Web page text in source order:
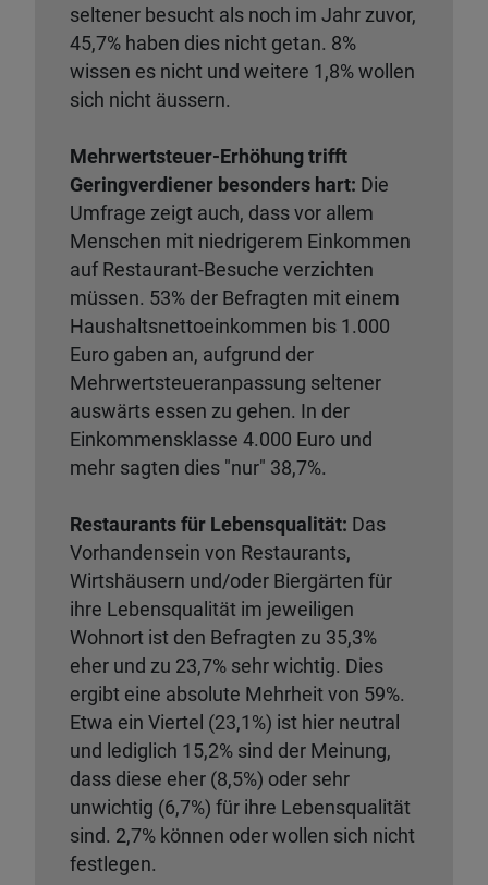
seltener besucht als noch im Jahr zuvor,
45,7% haben dies nicht getan. 8%
wissen es nicht und weitere 1,8% wollen
sich nicht äussern.
Mehrwertsteuer-Erhöhung trifft
Geringverdiener besonders hart: Die
Umfrage zeigt auch, dass vor allem
Menschen mit niedrigerem Einkommen
auf Restaurant-Besuche verzichten
müssen. 53% der Befragten mit einem
Haushaltsnettoeinkommen bis 1.000
Euro gaben an, aufgrund der
Mehrwertsteueranpassung seltener
auswärts essen zu gehen. In der
Einkommensklasse 4.000 Euro und
mehr sagten dies "nur" 38,7%.
Restaurants für Lebensqualität: Das
Vorhandensein von Restaurants,
Wirtshäusern und/oder Biergärten für
ihre Lebensqualität im jeweiligen
Wohnort ist den Befragten zu 35,3%
eher und zu 23,7% sehr wichtig. Dies
ergibt eine absolute Mehrheit von 59%.
Etwa ein Viertel (23,1%) ist hier neutral
und lediglich 15,2% sind der Meinung,
dass diese eher (8,5%) oder sehr
unwichtig (6,7%) für ihre Lebensqualität
sind. 2,7% können oder wollen sich nicht
festlegen.